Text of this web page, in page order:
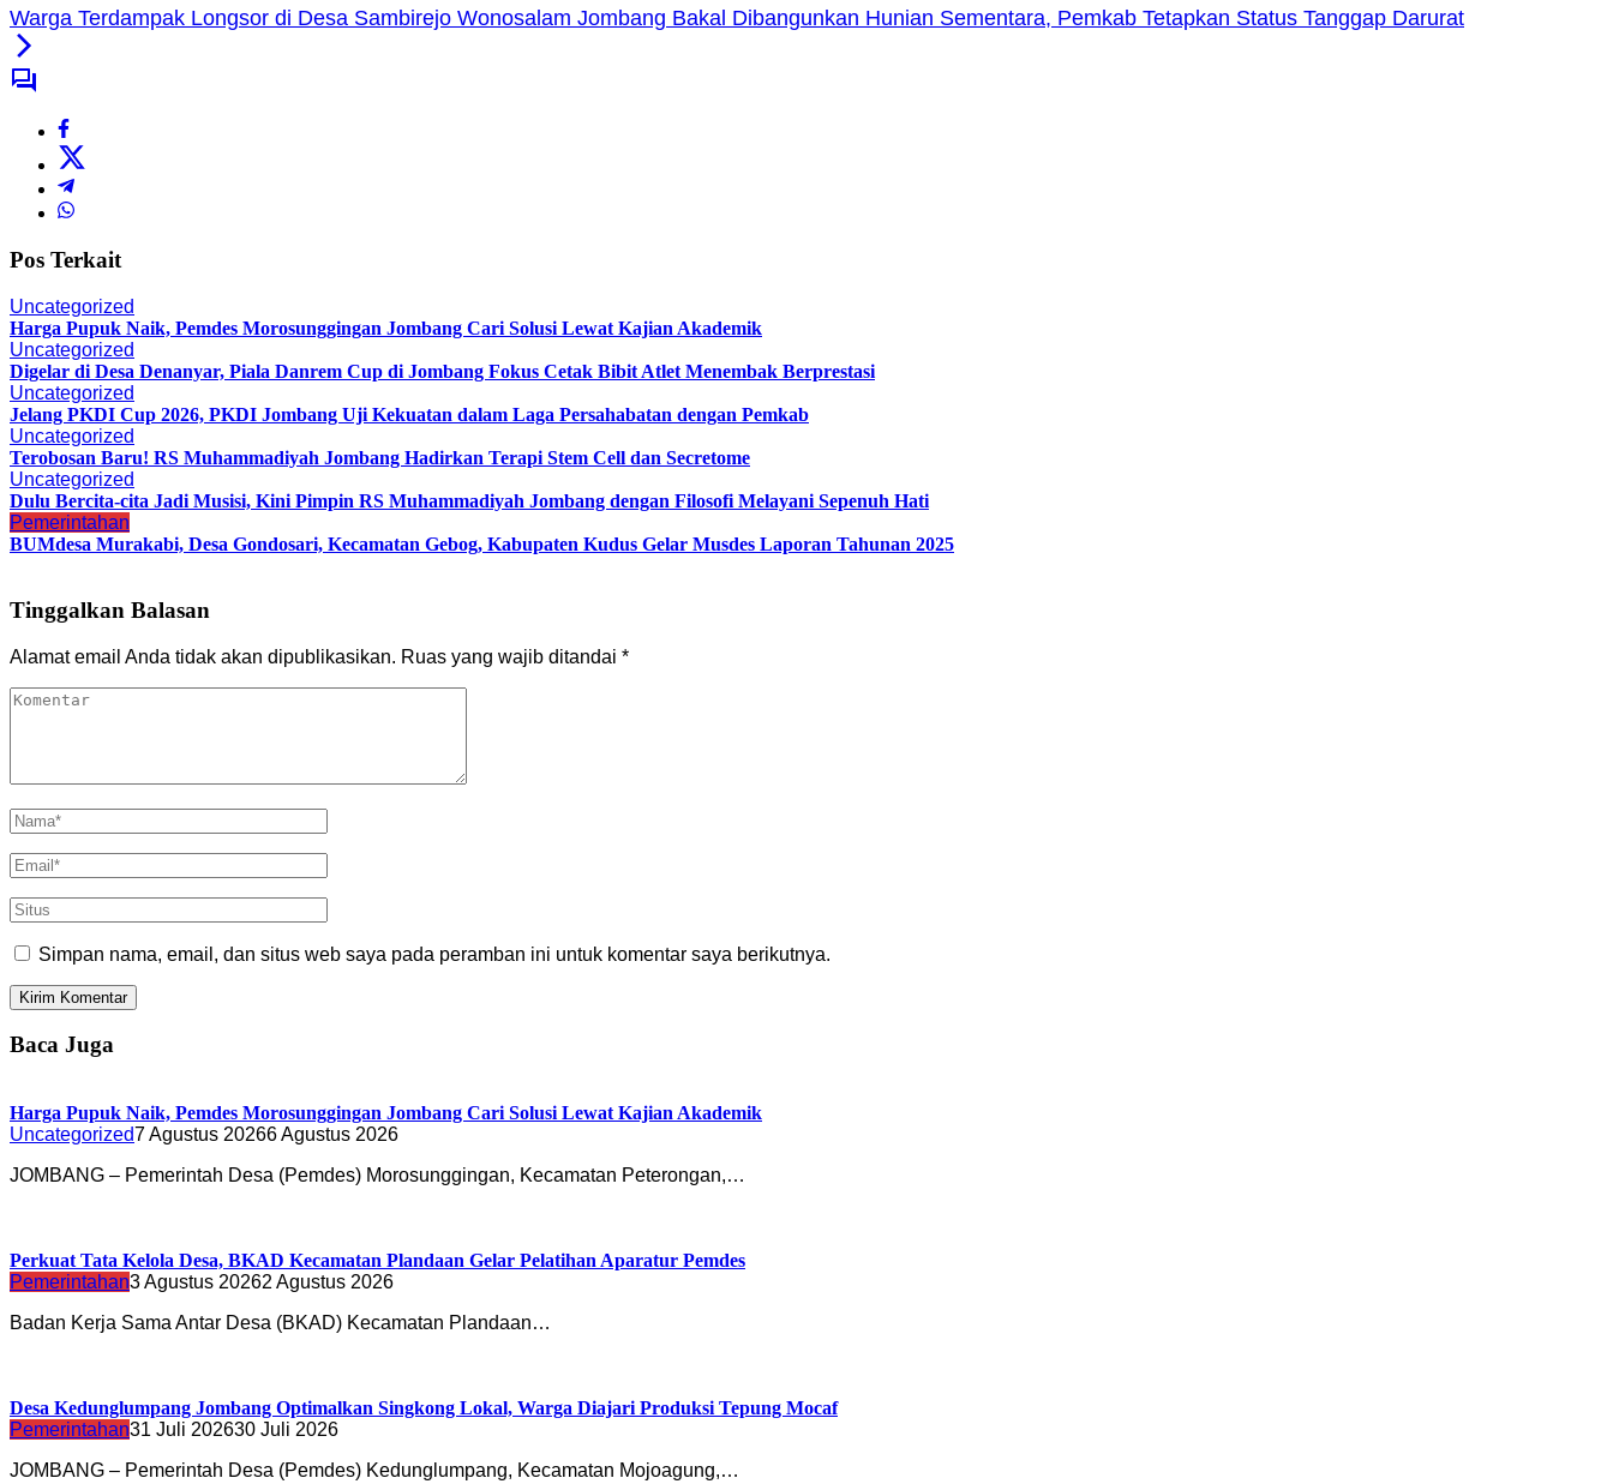
Warga Terdampak Longsor di Desa Sambirejo Wonosalam Jombang Bakal Dibangunkan Hunian Sementara, Pemkab Tetapkan Status Tanggap Darurat
Pos Terkait
Uncategorized
Harga Pupuk Naik, Pemdes Morosunggingan Jombang Cari Solusi Lewat Kajian Akademik
Uncategorized
Digelar di Desa Denanyar, Piala Danrem Cup di Jombang Fokus Cetak Bibit Atlet Menembak Berprestasi
Uncategorized
Jelang PKDI Cup 2026, PKDI Jombang Uji Kekuatan dalam Laga Persahabatan dengan Pemkab
Uncategorized
Terobosan Baru! RS Muhammadiyah Jombang Hadirkan Terapi Stem Cell dan Secretome
Uncategorized
Dulu Bercita-cita Jadi Musisi, Kini Pimpin RS Muhammadiyah Jombang dengan Filosofi Melayani Sepenuh Hati
Pemerintahan
BUMdesa Murakabi, Desa Gondosari, Kecamatan Gebog, Kabupaten Kudus Gelar Musdes Laporan Tahunan 2025
Tinggalkan Balasan
Alamat email Anda tidak akan dipublikasikan. Ruas yang wajib ditandai *
Simpan nama, email, dan situs web saya pada peramban ini untuk komentar saya berikutnya.
Baca Juga
Harga Pupuk Naik, Pemdes Morosunggingan Jombang Cari Solusi Lewat Kajian Akademik
Uncategorized7 Agustus 20266 Agustus 2026
JOMBANG – Pemerintah Desa (Pemdes) Morosunggingan, Kecamatan Peterongan,…
Perkuat Tata Kelola Desa, BKAD Kecamatan Plandaan Gelar Pelatihan Aparatur Pemdes
Pemerintahan3 Agustus 20262 Agustus 2026
Badan Kerja Sama Antar Desa (BKAD) Kecamatan Plandaan…
Desa Kedunglumpang Jombang Optimalkan Singkong Lokal, Warga Diajari Produksi Tepung Mocaf
Pemerintahan31 Juli 202630 Juli 2026
JOMBANG – Pemerintah Desa (Pemdes) Kedunglumpang, Kecamatan Mojoagung,…